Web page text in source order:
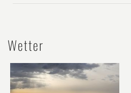
Wetter